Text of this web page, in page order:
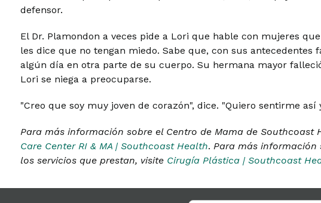
defensor.
El Dr. Plamondon a veces pide a Lori que hable con mujeres
les dice que no tengan miedo. Sabe que, con sus antecedentes
algún día en otra parte de su cuerpo. Su hermana mayor
Lori se niega a preocuparse.
"Creo que soy muy joven de corazón", dice. "Quiero sentirme así
Para más información sobre el Centro de Mama de Southcoast
Care Center RI & MA | Southcoast Health. Para más información
los servicios que prestan, visite Cirugía Plástica | Southcoast